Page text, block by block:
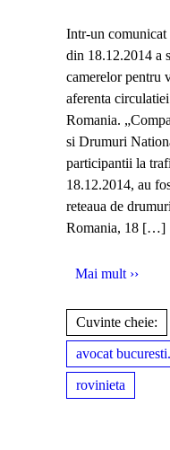
Intr-un
din 18.12.2014 a
camerelor pentru
aferenta
Romania.
si Drumuri
participantii la
18.12.2014, au
reteaua de
Romania, 18 […]
Mai mult ››
Cuvinte cheie:
avocat
rovinieta